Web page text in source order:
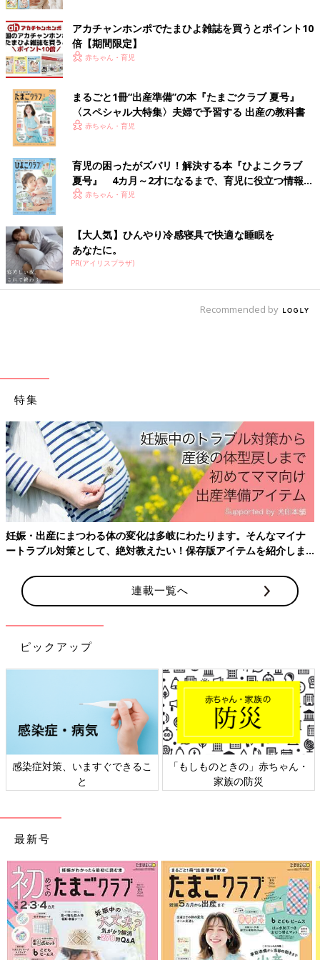
ママ・パパあるある
わかってる、キラキラなママ・パパでいたい、
子どもはかわいい、でも…というリアルな声が
届きました。2児の母であり、子育てアドバイ
■文中のコメントはすべて、『ウィメンズパーク』（2022年1月
末まで）の投稿からの抜粋です。
す。
※記事の内容は記事執筆当時の情報であり、現在と異なる場合が
あります。
アカチャンホンポでたまひよ雑誌を買うとポイント10
倍【期間限定】
赤ちゃん・育児
まるごと1冊“出産準備”の本『たまごクラブ 夏号』
〈スペシャル大特集〉夫婦で予習する 出産の教科書
赤ちゃん・育児
育児の困ったがズバリ！解決する本『ひよこクラブ
夏号』 4カ月～2才になるまで、育児に役立つ情報が
いっぱい！
赤ちゃん・育児
【大人気】ひんやり冷感寝具で快適な睡眠を
あなたに。
PR(アイリスプラザ)
Recommended by
特集
妊娠・出産にまつわる体の変化は多岐にわたります。そんなマイナ
ートラブル対策として、絶対教えたい！保存版アイテムを紹介しま
連載一覧へ
ピックアップ
感染症対策、いますぐできるこ
と
「もしものときの」赤ちゃん・
家族の防災
最新号